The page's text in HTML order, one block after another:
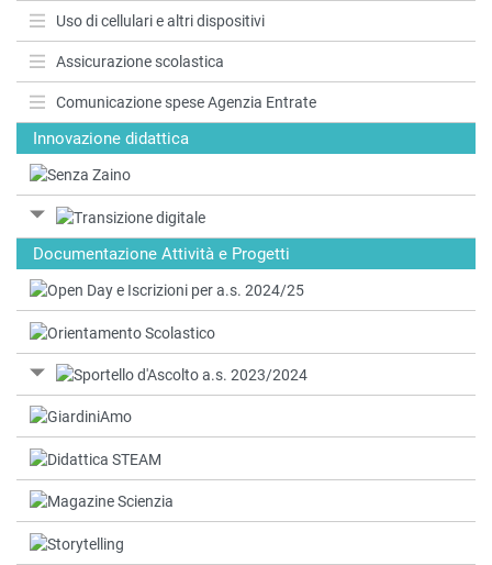
Uso di cellulari e altri dispositivi
Assicurazione scolastica
Comunicazione spese Agenzia Entrate
Innovazione didattica
Documentazione Attività e Progetti